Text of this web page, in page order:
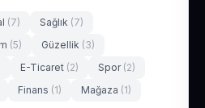
(7) Sağlık (7)
(5) Güzellik (3)
E-Ticaret (2) Spor (2)
Finans (1) Mağaza (1)